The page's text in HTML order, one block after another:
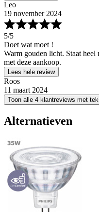
Leo
19 november 2024
5/5
Doet wat moet !
Warm gouden licht. Staat
met deze aankoop.
Lees hele review
Roos
11 maart 2024
Toon alle 4 klantreviews met
Alternatieven